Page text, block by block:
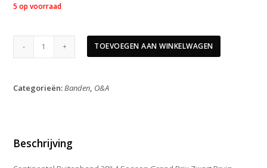
5 op voorraad
Continental
Prix
622
TOEVOEGEN AAN WINKELWAGEN
Categorieën:Banden, O&A
Beschrijving